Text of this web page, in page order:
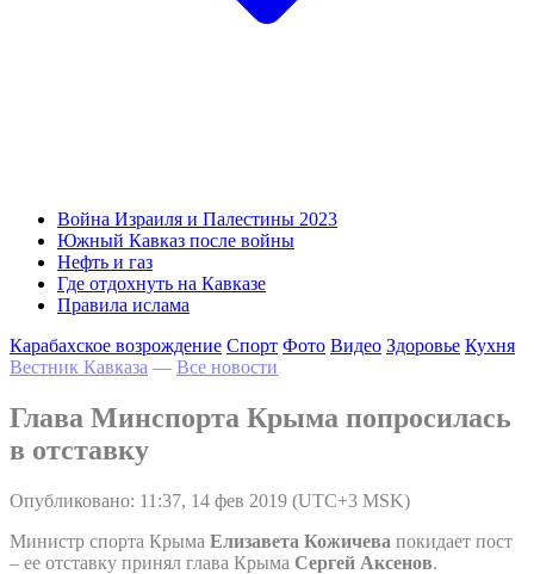
Война Израиля и Палестины 2023
Южный Кавказ после войны
Нефть и газ
Где отдохнуть на Кавказе
Правила ислама
Карабахское возрождение Спорт Фото Видео Здоровье Кухня
Вестник Кавказа — Все новости
Глава Минспорта Крыма попросилась
в отставку
Опубликовано: 11:37, 14 фев 2019 (UTC+3 MSK)
Министр спорта Крыма Елизавета Кожичева покидает пост
– ее отставку принял глава Крыма Сергей Аксенов.